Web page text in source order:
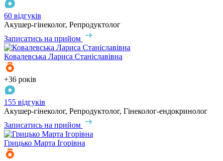
60 відгуків
Акушер-гінеколог, Репродуктолог
Записатись на прийом
Ковалевська Лариса Станіславівна
+36 років
155 відгуків
Акушер-гінеколог, Репродуктолог, Гінеколог-ендокринолог
Записатись на прийом
Грицько Марта Ігорівна